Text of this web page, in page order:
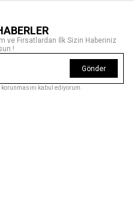
ve Fırsatlardan İlk Sizin Haberiniz
!
Gönder
korunmasını kabul ediyorum.